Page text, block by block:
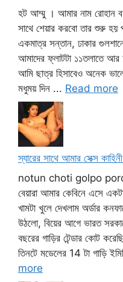
হট আম্মু । আমার নাম রোহান
সাথে শেয়ার করবো তার শুরু
একমাত্র সন্তান, ঢাকার
আমাদের ফ্লাটটা ১১তলাতে আর
আমি ছাত্র হিসাবেও অনেক
মধুময় দিন ... Read more
স্যারের সাথে আমার সেক্স
notun choti golpo
বেয়ারা আমার কেবিনে এসে
খামটা খুলে দেখলাম অর্ডার
উঠলো, বিয়ের আগে ভারত
বছরের গাড়ির টেন্ডার কোট
তিনটে মডেলের 14 টা গাড়ি
more